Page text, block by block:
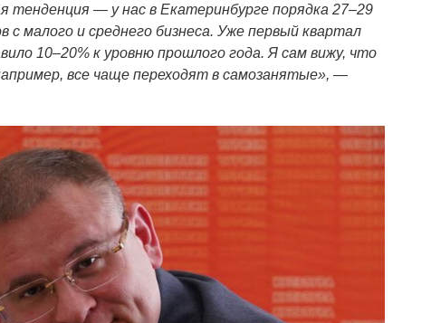
— у нас в Екатеринбурге порядка 27–29
с малого и среднего бизнеса. Уже первый квартал
10–20% к уровню прошлого года. Я сам вижу, что
все чаще переходят в самозанятые», —